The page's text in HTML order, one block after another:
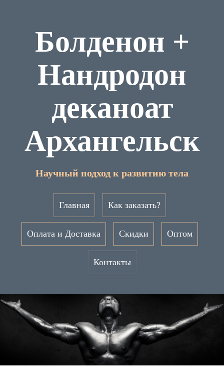
Болденон +
Нандродон
деканоат
Архангельск
Научный подход к развитию тела
Главная Как заказать?
Оплата и Доставка Скидки Оптом
Контакты